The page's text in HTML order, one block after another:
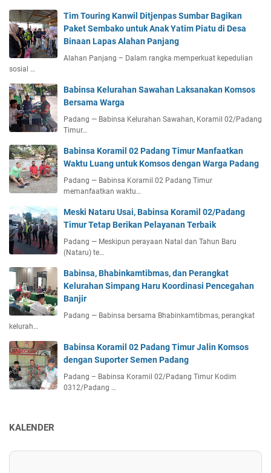
Tim Touring Kanwil Ditjenpas Sumbar Bagikan
Paket Sembako untuk Anak Yatim Piatu di Desa
Binaan Lapas Alahan Panjang
Alahan Panjang – Dalam rangka memperkuat kepedulian
sosial …
Babinsa Kelurahan Sawahan Laksanakan Komsos
Bersama Warga
Padang — Babinsa Kelurahan Sawahan, Koramil 02/Padang
Timur…
Babinsa Koramil 02 Padang Timur Manfaatkan
Waktu Luang untuk Komsos dengan Warga Padang
Padang — Babinsa Koramil 02 Padang Timur
memanfaatkan waktu…
Meski Nataru Usai, Babinsa Koramil 02/Padang
Timur Tetap Berikan Pelayanan Terbaik
Padang — Meskipun perayaan Natal dan Tahun Baru
(Nataru) te…
Babinsa, Bhabinkamtibmas, dan Perangkat
Kelurahan Simpang Haru Koordinasi Pencegahan
Banjir
Padang — Babinsa bersama Bhabinkamtibmas, perangkat
kelurah…
Babinsa Koramil 02 Padang Timur Jalin Komsos
dengan Suporter Semen Padang
Padang – Babinsa Koramil 02/Padang Timur Kodim
0312/Padang …
KALENDER